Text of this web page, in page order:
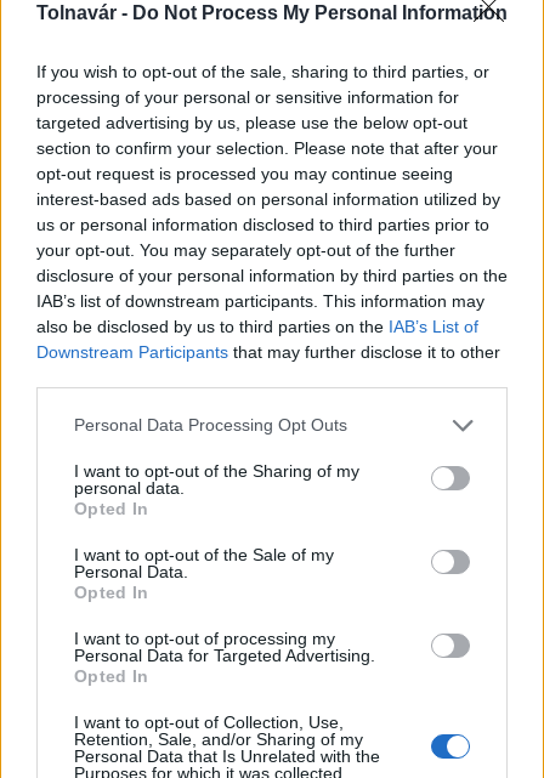
Tolnavár - Do Not Process My Personal Information
If you wish to opt-out of the sale, sharing to third parties, or
processing of your personal or sensitive information for
targeted advertising by us, please use the below opt-out
section to confirm your selection. Please note that after your
opt-out request is processed you may continue seeing
interest-based ads based on personal information utilized by
us or personal information disclosed to third parties prior to
your opt-out. You may separately opt-out of the further
disclosure of your personal information by third parties on the
IAB’s list of downstream participants. This information may
also be disclosed by us to third parties on the IAB’s List of
Downstream Participants that may further disclose it to other
Please note that this website/app uses one or more Google
not limited to your visit or usage behaviour. You may click to
grant or deny consent to Google and its third-party tags to
use your data for below specified purposes in below Google
consent section.
Personal Data Processing Opt Outs
I want to opt-out of the Sharing of my
personal data.
Opted In
I want to opt-out of the Sale of my
Personal Data.
Opted In
I want to opt-out of processing my
Personal Data for Targeted Advertising.
Opted In
I want to opt-out of Collection, Use,
Retention, Sale, and/or Sharing of my
Personal Data that Is Unrelated with the
Purposes for which it was collected.
Országos hírek
Itt az ÉVOSZ megoldása a hőhullámok és az
energiakrízis kezelésére
MAGYAR ÉPÍTŐK